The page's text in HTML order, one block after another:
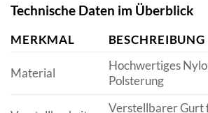
Technische Daten im Überblick
MERKMAL BESCHREIBUNG
Material
Hochwertiges
Polsterung
Verstellbarer Gurt